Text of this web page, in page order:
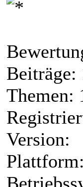
Beiträge:
Themen:
Version:
Plattform: